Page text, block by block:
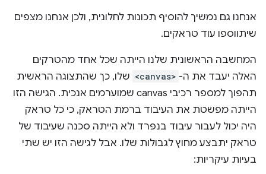
אנחנו גם נמשיך להוסיף תכונות לחלונית, ולכן אנחנו מצפים
שיתווספו עוד טראקים.
המחשבה הראשונית שלנו הייתה שכל אחד מהטרקים
האלה יעבד את ה- <canvas> שלו, כך שהתצוגה הראשית
תהפוך למספר רכיבי canvas שמוערמים אנכית. הגישה הזו
הייתה מפשטת את העיבוד ברמת הטראק, כי כל טראק
היה יכול לעבור עיבוד בנפרד ולא הייתה סכנה שעיבוד של
טראק יתבצע מחוץ לגבולות שלו. אבל לגישה הזו יש שתי
בעיות עיקריות: